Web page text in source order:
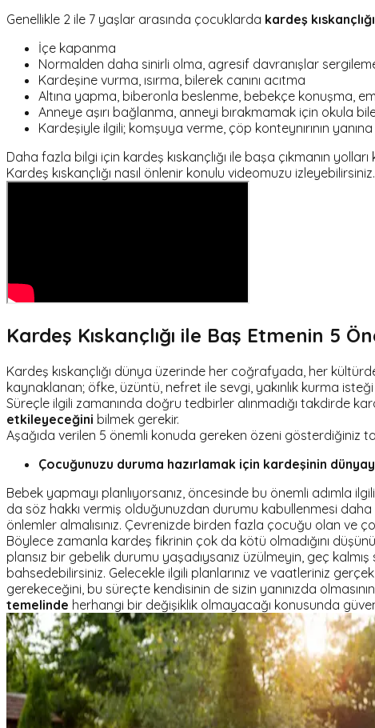
Genellikle 2 ile 7 yaşlar arasında çocuklarda kardeş
İçe kapanma
Normalden daha sinirli olma, agresif davranışlar
Kardeşine vurma, ısırma, bilerek canını acıtma
Altına yapma, biberonla beslenme, bebekçe konuşma,
Anneye aşırı bağlanma, anneyi bırakmamak için okula
Kardeşiyle ilgili; komşuya verme, çöp konteynırının
Daha fazla bilgi için kardeş kıskançlığı ile başa çıkmanın
Kardeş kıskançlığı nasıl önlenir konulu videomuzu izleyebilirsiniz.
Kardeş Kıskançlığı ile Baş Etmenin 5
Kardeş kıskançlığı dünya üzerinde her coğrafyada, her
kaynaklanan; öfke, üzüntü, nefret ile sevgi, yakınlık kurma
Süreçle ilgili zamanında doğru tedbirler alınmadığı takdirde
etkileyeceğini bilmek gerekir.
Aşağıda verilen 5 önemli konuda gereken özeni gösterdiğiniz
Çocuğunuzu duruma hazırlamak için kardeşinin
Bebek yapmayı planlıyorsanız, öncesinde bu önemli
da söz hakkı vermiş olduğunuzdan durumu kabullenmesi
önlemler almalısınız. Çevrenizde birden fazla çocuğu olan ve
Böylece zamanla kardeş fikrinin çok da kötü olmadığını
plansız bir gebelik durumu yaşadıysanız üzülmeyin, geç
bahsedebilirsiniz. Gelecekle ilgili planlarınız ve vaatleriniz
gerekeceğini, bu süreçte kendisinin de sizin yanınızda
temelinde herhangi bir değişiklik olmayacağı konusunda